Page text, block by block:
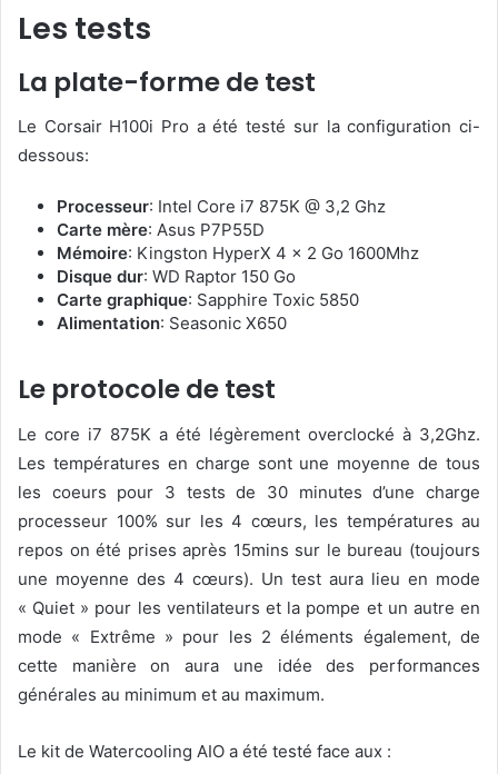
Les tests
La plate-forme de test
Le Corsair H100i Pro a été testé sur la configuration ci-
dessous:
Processeur: Intel Core i7 875K @ 3,2 Ghz
Carte mère: Asus P7P55D
Mémoire: Kingston HyperX 4 x 2 Go 1600Mhz
Disque dur: WD Raptor 150 Go
Carte graphique: Sapphire Toxic 5850
Alimentation: Seasonic X650
Le protocole de test
Le core i7 875K a été légèrement overclocké à 3,2Ghz.
Les températures en charge sont une moyenne de tous
les coeurs pour 3 tests de 30 minutes d’une charge
processeur 100% sur les 4 cœurs, les températures au
repos on été prises après 15mins sur le bureau (toujours
une moyenne des 4 cœurs). Un test aura lieu en mode
« Quiet » pour les ventilateurs et la pompe et un autre en
mode « Extrême » pour les 2 éléments également, de
cette manière on aura une idée des performances
générales au minimum et au maximum.
Le kit de Watercooling AIO a été testé face aux :